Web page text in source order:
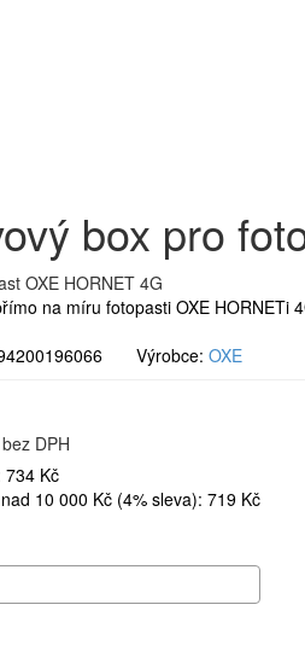
box pro
na míru fotopasti OXE HORNETi
Výrobce: OXE
DPH
734 Kč
10 000 Kč (4% sleva): 719 Kč